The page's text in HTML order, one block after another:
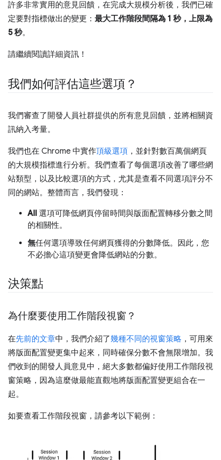
許多非常實用的意見回饋，在完成大規模分析後，我們已確
定要對指標做出的變更： 最大工作階段間隔為 1 秒，上限為
5 秒。
請繼續閱讀詳細資訊！
我們如何評估這些選項？
我們審查了開發人員社群提供的所有意見回饋，並將相關資
訊納入考量。
我們也在 Chrome 中實作頂級選項 ，並針對數百萬個網頁
的大規模指標進行分析。我們查看了每個選項改善了哪些網
站類型，以及比較選項的方式，尤其是查看不同選項評分不
同的網站。整體而言，我們發現：
All 選項可降低網頁停留時間與版面配置轉移分數之間
的相關性。
無任何選項導致任何網頁獲得的分數降低。因此，您
不必擔心這項變更會降低網站的分數。
決策點
為什麼要使用工作階段視窗？
在先前的文章中，我們介紹了幾種不同的視窗策略 ，可用來
將版面配置變更集中起來，同時確保分數不會無限增加。我
們收到的開發人員意見中，絕大多數都偏好使用工作階段視
窗策略，因為這麼做最能直觀地將版面配置變更組合在一
起。
如要查看工作階段視窗，請參考以下範例：